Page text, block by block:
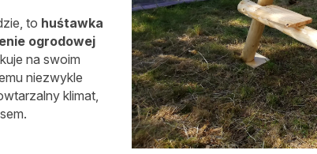
to huśtawka
ogrodowej
na swoim
niezwykle
klimat,